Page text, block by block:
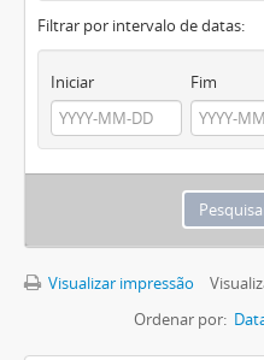
Filtrar por intervalo de datas:
Iniciar Fim
Visualizar impressão
Ordenar por: